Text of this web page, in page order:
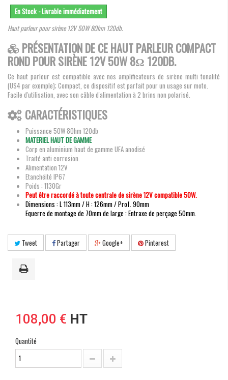
En Stock - Livrable immédiatement
Haut parleur pour sirène 12V 50W 8Ohm 120db.
PRÉSENTATION DE CE HAUT PARLEUR COMPACT
ROND POUR SIRÈNE 12V 50W 8Ω 120DB.
Ce haut parleur est compatible avec nos amplificateurs de sirène multi tonalité
(US4 par exemple); Compact, ce dispositif est parfait pour un usage sur moto.
Facile d'utilisation, avec son câble d'alimentation à 2 brins non polarisé.
CARACTÉRISTIQUES
Puissance 50W 8Ohm 120db
MATERIEL HAUT DE GAMME
Corp en aluminium haut de gamme UFA anodisé
Traité anti corrosion.
Alimentation 12V
Etanchéité IP67
Poids : 1130Gr
Peut être raccordé à toute centrale de sirène 12V compatible 50W.
Dimensions : L 113mm / H : 126mm / Prof. 90mm
Equerre de montage de 70mm de large : Entraxe de perçage 50mm.
Tweet Partager Google+ Pinterest
108,00 € HT
Quantité